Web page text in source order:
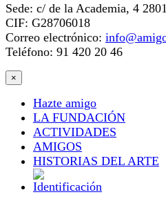
Sede: c/ de la Academia, 4
CIF: G28706018
Correo electrónico:
Teléfono: 91 420 20 46
×
Hazte amigo
LA FUNDACIÓN
ACTIVIDADES
AMIGOS
HISTORIAS DEL ARTE